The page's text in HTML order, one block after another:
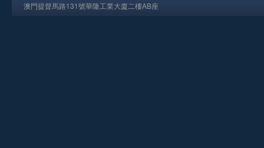
澳門提督馬路131號華隆工業大廈二樓AB座